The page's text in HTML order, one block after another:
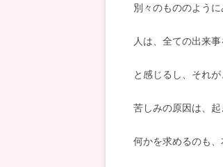
別々のもののよう
人は、全ての出来
と感じるし、それ
苦しみの原因は、起
何かを求めるのも、